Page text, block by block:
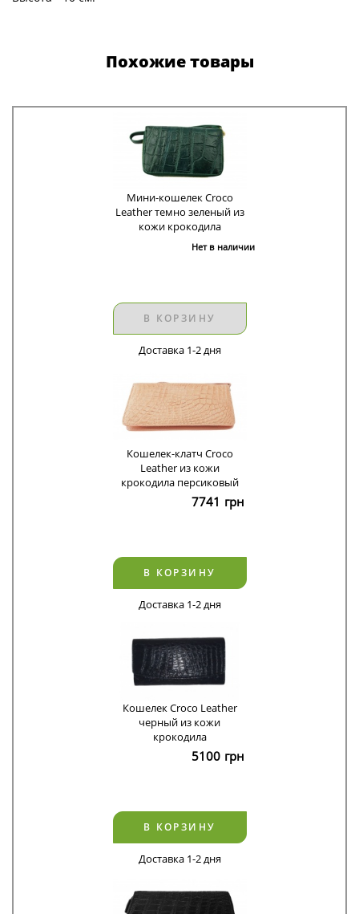
Похожие товары
Мини-кошелек Croco
Leather темно зеленый из
кожи крокодила
Нет в наличии
В КОРЗИНУ
Доставка 1-2 дня
Кошелек-клатч Croco
Leather из кожи
крокодила персиковый
7741 грн
В КОРЗИНУ
Доставка 1-2 дня
Кошелек Croco Leather
черный из кожи
крокодила
5100 грн
В КОРЗИНУ
Доставка 1-2 дня